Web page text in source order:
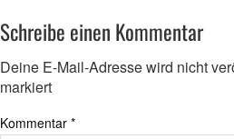
Schreibe einen Kommentar
Deine E-Mail-Adresse wird nicht
markiert
Kommentar *